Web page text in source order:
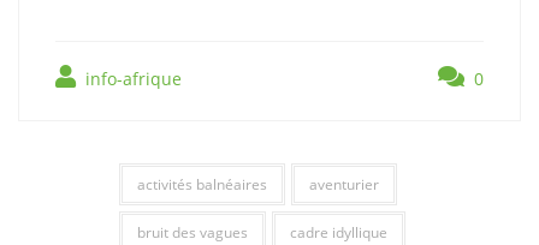
info-afrique 0
activités balnéaires aventurier
bruit des vagues cadre idyllique